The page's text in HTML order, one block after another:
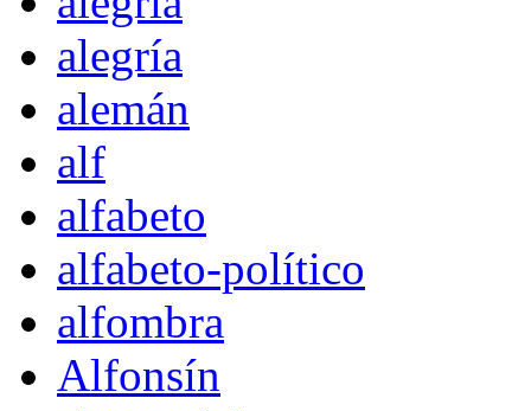
alegría
alemán
alf
alfabeto
alfabeto-político
alfombra
Alfonsín